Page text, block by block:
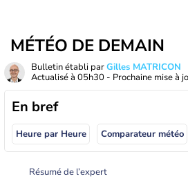
MÉTÉO DE DEMAIN
Bulletin établi parGilles MATRICON
Actualisé à 05h30 - Prochaine mise à
En bref
Heure par Heure Comparateur météo
Résumé de l’expert